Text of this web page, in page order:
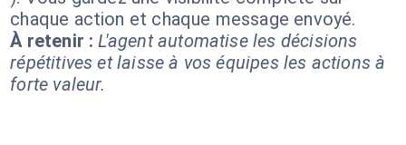
chaque action et chaque message envoyé.
À retenir : L'agent automatise les décisions
répétitives et laisse à vos équipes les actions à
forte valeur.